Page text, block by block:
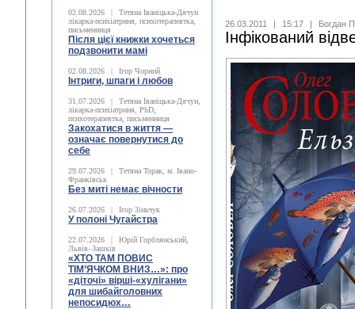
02.08.2026 |
Тетяна Іваніцька-Дячун
лікарка-психіатриня, психотерапевтка,
письменниця
Після цієї книжки хочеться
подзвонити мамі
02.08.2026 | Ігор Чорний
Інтриги, шпаги і любов
31.07.2026 |
Тетяна Іваніцька-Дячун,
лікарка-психіатриня, PhD,
психотерапевтка, письменниця
Закохатися в життя —
означає повернутися до
себе
29.07.2026 |
Тетяна Торак, м. Івано-
Франківськ
Без миті немає вічности
26.07.2026 | Ігор Зіньчук
У полоні Чугайстра
22.07.2026 |
Юрій Горблянський,
Львів–Зашків
«ХТО ТАМ ПОВИС
ТІМ’ЯЧКОМ ВНИЗ…»: про
«діточі» вірші-«хулігани»
для шибайголовних
непосидюх…
26.03.2011 | 15:17 | Богдан
Інфікований